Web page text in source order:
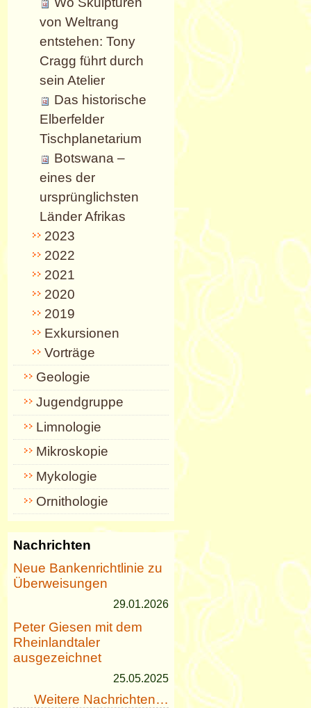
von Weltrang
entstehen: Tony
Cragg führt durch
sein Atelier
Das historische
Elberfelder
Tischplanetarium
Botswana –
eines der
ursprünglichsten
Länder Afrikas
2023
2022
2021
2020
2019
Exkursionen
Vorträge
Geologie
Jugendgruppe
Limnologie
Mikroskopie
Mykologie
Ornithologie
Nachrichten
Neue Bankenrichtlinie zu
Überweisungen
29.01.2026
Peter Giesen mit dem
Rheinlandtaler
ausgezeichnet
25.05.2025
Weitere Nachrichten…